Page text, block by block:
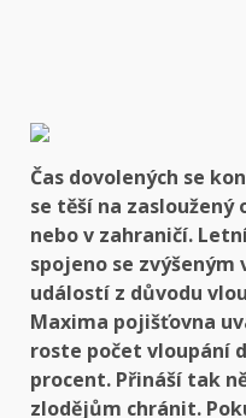
Čas dovolených se
se těší na zasloužený
nebo v zahraničí.
spojeno se zvýšeným
událostí z důvodu
Maxima pojišťovna
roste počet vloupání
procent. Přináší tak
zlodějům chránit.